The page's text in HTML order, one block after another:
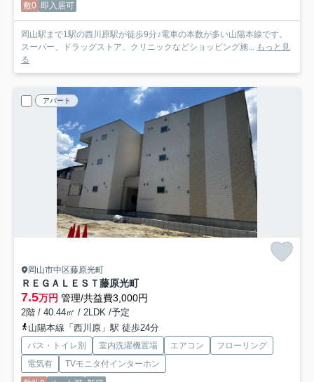
敷0 即入居可
岡山駅まで1駅の西川原駅が徒歩9分♪電車の本数が多い山陽本線です。
スーパー、ドラッグストア、クリニックなどショッピング施... もっと見
る
アパート
岡山市中区藤原光町
ＲＥＧＡＬＥＳＴ藤原光町
7.5万円 管理/共益費3,000円
2階 / 40.44㎡ / 2LDK /予定
山陽本線「西川原」駅 徒歩24分
バス・トイレ別 室内洗濯機置場 エアコン
フローリング
電気有
TVモニタ付インターホン